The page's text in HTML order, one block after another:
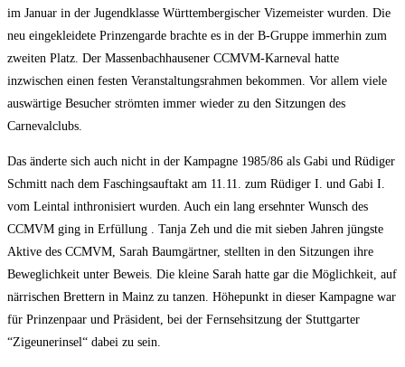
im Januar in der Jugendklasse Württembergischer Vizemeister wurden. Die
neu eingekleidete Prinzengarde brachte es in der B-Gruppe immerhin zum
zweiten Platz. Der Massenbachhausener CCMVM-Karneval hatte
inzwischen einen festen Veranstaltungsrahmen bekommen. Vor allem viele
auswärtige Besucher strömten immer wieder zu den Sitzungen des
Carnevalclubs.
Das änderte sich auch nicht in der Kampagne 1985/86 als Gabi und Rüdiger
Schmitt nach dem Faschingsauftakt am 11.11. zum Rüdiger I. und Gabi I.
vom Leintal inthronisiert wurden. Auch ein lang ersehnter Wunsch des
CCMVM ging in Erfüllung . Tanja Zeh und die mit sieben Jahren jüngste
Aktive des CCMVM, Sarah Baumgärtner, stellten in den Sitzungen ihre
Beweglichkeit unter Beweis. Die kleine Sarah hatte gar die Möglichkeit, auf
närrischen Brettern in Mainz zu tanzen. Höhepunkt in dieser Kampagne war
für Prinzenpaar und Präsident, bei der Fernsehsitzung der Stuttgarter
“Zigeunerinsel“ dabei zu sein.